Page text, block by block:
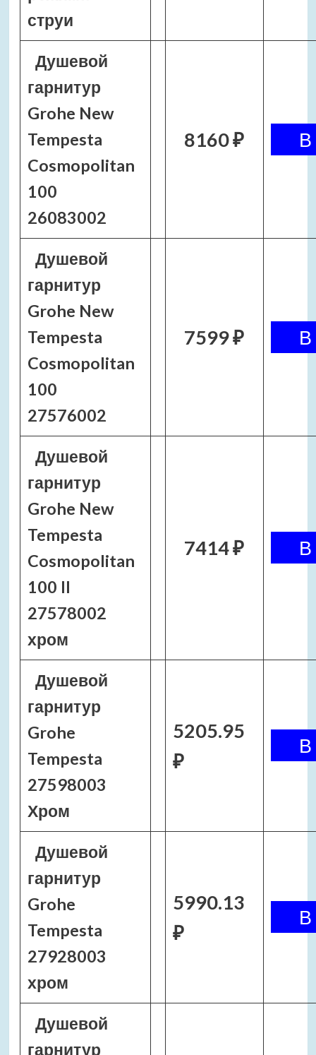
струи
Душевой
гарнитур
Grohe New
Tempesta
Cosmopolitan
100
26083002
8160 ₽
Душевой
гарнитур
Grohe New
Tempesta
Cosmopolitan
100
27576002
7599 ₽
Душевой
гарнитур
Grohe New
Tempesta
Cosmopolitan
100 II
27578002
хром
7414 ₽
Душевой
гарнитур
Grohe
Tempesta
27598003
Хром
5205.95
₽
Душевой
гарнитур
Grohe
Tempesta
27928003
хром
5990.13
₽
Душевой
гарнитур